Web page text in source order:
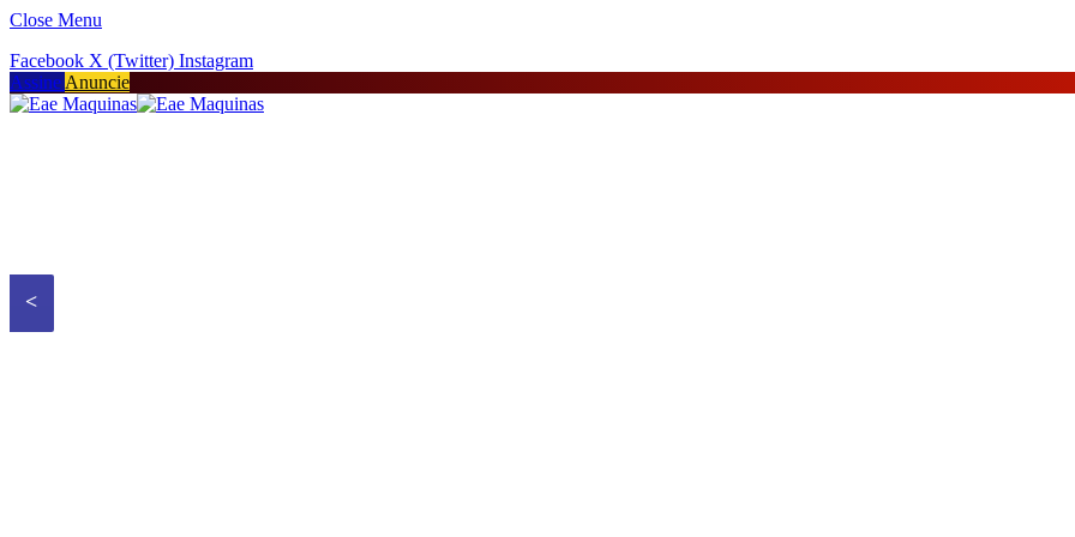
Close Menu
Facebook X (Twitter) Instagram
Assine Anuncie
<